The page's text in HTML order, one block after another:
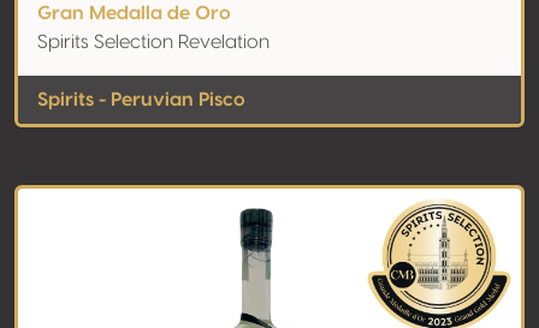
Gran Medalla de Oro
Spirits Selection Revelation
Spirits - Peruvian Pisco